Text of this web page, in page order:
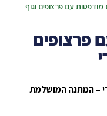
מודפסות עם פרצופים וגוף
פרצופים
– המתנה המושלמת